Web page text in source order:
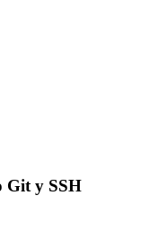
Git y SSH